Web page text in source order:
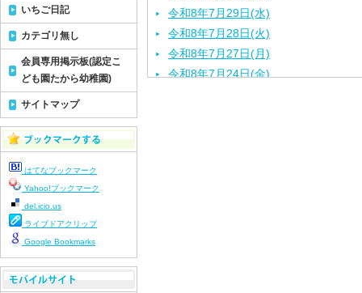
令和8年7月29日(水)
令和8年7月28日(火)
令和8年7月27日(月)
令和8年7月24日(金)
いちご日記
カテゴリ無し
会員専用掲示板(認定こ
ども園たから幼稚園)
サイトマップ
はてなブックマーク
Yahoo!ブックマーク
del.icio.us
ライブドアクリップ
Google Bookmarks